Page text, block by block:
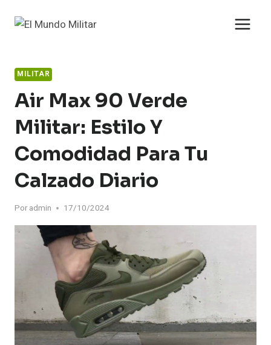
MILITAR
Air Max 90 Verde
Militar: Estilo Y
Comodidad Para Tu
Calzado Diario
Por admin 17/10/2024